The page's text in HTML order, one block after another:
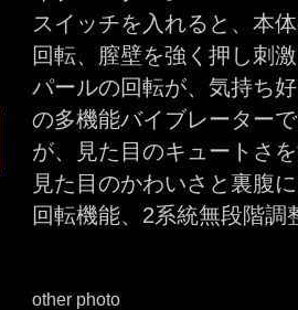
スイッチを入れると、本
回転、膣壁を強く押し刺
パールの回転が、気持ち
の多機能バイブレーター
が、見た目のキュートさ
見た目のかわいさと裏腹
回転機能、2系統無段階
other photo